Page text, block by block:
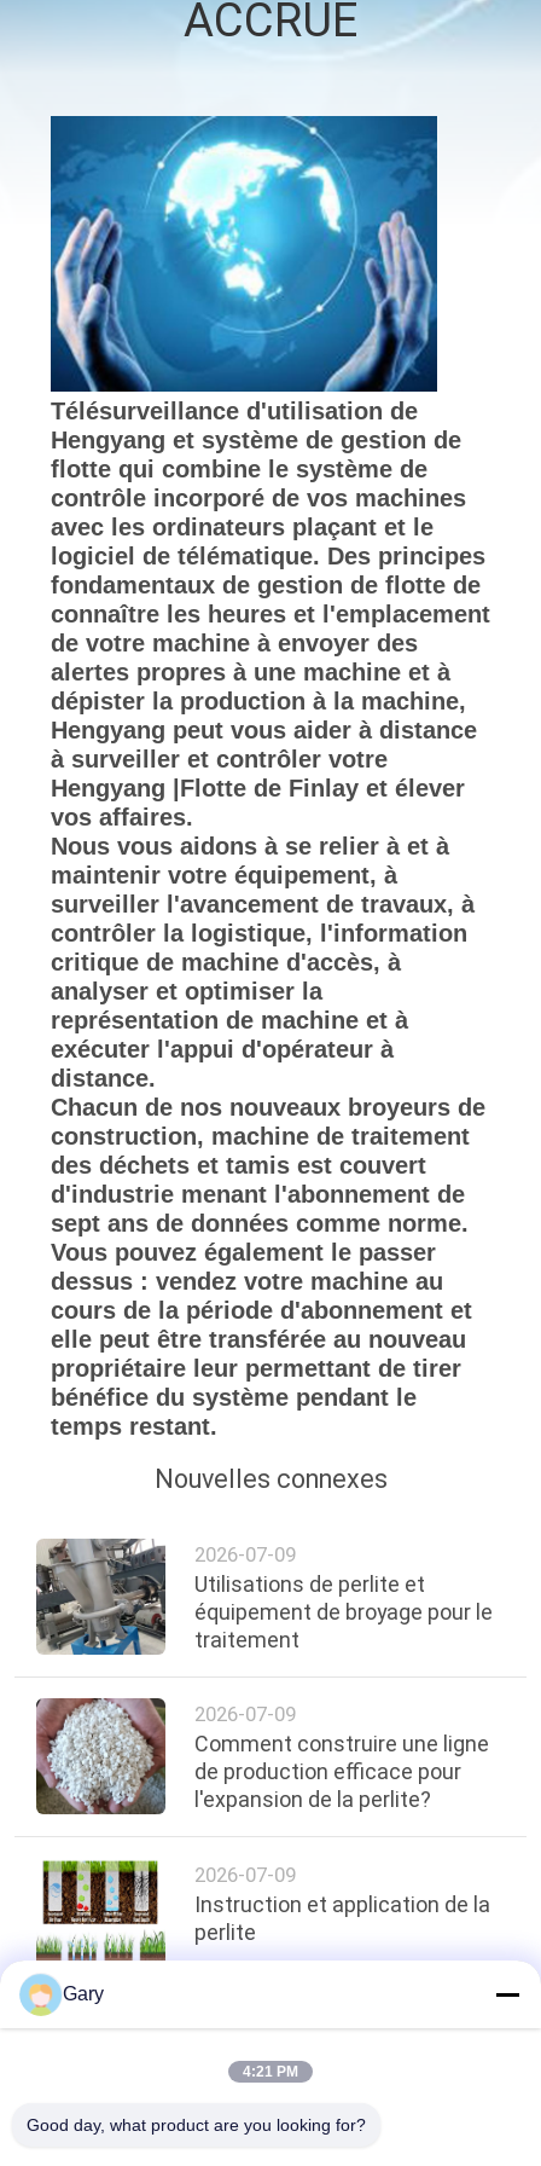
CONTRÔLE
QUALITÉ
CONTACTEZ-
NOUS
NOUVELLES
CAS
PLAN
SITE
POLITIQUE
CONFIDENTIALITÉ
ACCRUE
Télésurveillance d'utilisation de
Hengyang et système de gestion de
flotte qui combine le système de
contrôle incorporé de vos machines
avec les ordinateurs plaçant et le
logiciel de télématique. Des principes
fondamentaux de gestion de flotte de
connaître les heures et l'emplacement
de votre machine à envoyer des
alertes propres à une machine et à
dépister la production à la machine,
Hengyang peut vous aider à distance
à surveiller et contrôler votre
Hengyang |Flotte de Finlay et élever
vos affaires.
Nous vous aidons à se relier à et à
maintenir votre équipement, à
surveiller l'avancement de travaux, à
contrôler la logistique, l'information
critique de machine d'accès, à
analyser et optimiser la
représentation de machine et à
exécuter l'appui d'opérateur à
distance.
Chacun de nos nouveaux broyeurs de
construction, machine de traitement
des déchets et tamis est couvert
d'industrie menant l'abonnement de
sept ans de données comme norme.
Vous pouvez également le passer
dessus : vendez votre machine au
cours de la période d'abonnement et
elle peut être transférée au nouveau
propriétaire leur permettant de tirer
bénéfice du système pendant le
temps restant.
Nouvelles connexes
2026-07-09
Utilisations de perlite et
équipement de broyage pour le
traitement
2026-07-09
Comment construire une ligne
de production efficace pour
l'expansion de la perlite?
2026-07-09
Instruction et application de la
perlite
top
Gary
4:21 PM
Good day, what product are you looking for?